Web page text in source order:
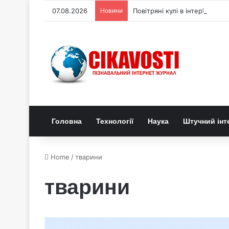
07.08.2026 Новини Повітряні кулі в інтер’єрі:
Головна Технології Наука Штучний
Home /тварини
тварини